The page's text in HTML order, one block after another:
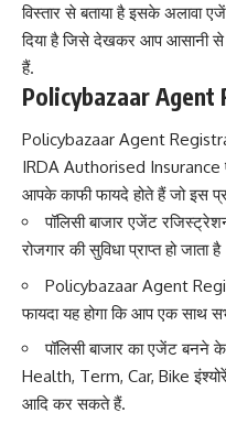
विस्तार से बताया है इसके अलावा
दिया है जिसे देखकर आप आसानी
हैं.
Policybazaar
Policybazaar Agent
IRDA Authorised
आपके काफी फायदे होते हैं जो इस
पॉलिसी बाजार एजेंट
रोजगार की सुविधा प्राप्त हो जाता है
Policybazaar Agent
फायदा यह होगा कि आप एक साथ
पॉलिसी बाजार का एजेंट
Health, Term, Car, Bike
आदि कर सकते हैं.